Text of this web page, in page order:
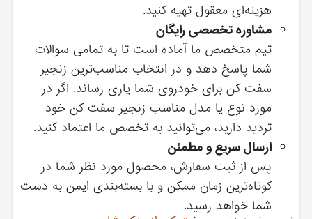
هزینه‌ای معقول تهیه کنید.
مشاوره تخصصی رایگان
تیم متخصص ما آماده است تا به تمامی سوالات
شما پاسخ دهد و در انتخاب مناسب‌ترین زنجیر
سفت کن برای خودروی شما یاری رساند. اگر در
مورد نوع یا مدل مناسب زنجیر سفت کن خود
تردید دارید، می‌توانید به تخصص ما اعتماد کنید.
ارسال سریع و مطمئن
پس از ثبت سفارش، محصول مورد نظر شما در
کوتاه‌ترین زمان ممکن و با بسته‌بندی ایمن به دست
شما خواهد رسید.